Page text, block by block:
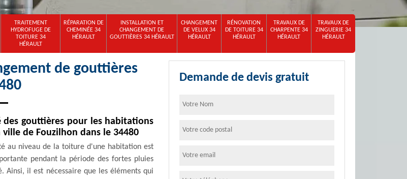
TRAITEMENT
HYDROFUGE DE
TOITURE 34
HÉRAULT
RÉPARATION DE
CHEMINÉE 34
HÉRAULT
INSTALLATION ET
CHANGEMENT DE
GOUTTIÈRES 34 HÉRAULT
CHANGEMENT
DE VELUX 34
HÉRAULT
RÉNOVATION
DE TOITURE 34
HÉRAULT
TRAVAUX DE
CHARPENTE 34
HÉRAULT
TRAVAUX DE
ZINGUERIE 34
HÉRAULT
de gouttières
des gouttières pour les habitations
ville de Fouzilhon dans le 34480
au niveau de la toiture d'une habitation est
pendant la période des fortes pluies
Ainsi, il est nécessaire que les éléments qui
Demande de devis gratuit